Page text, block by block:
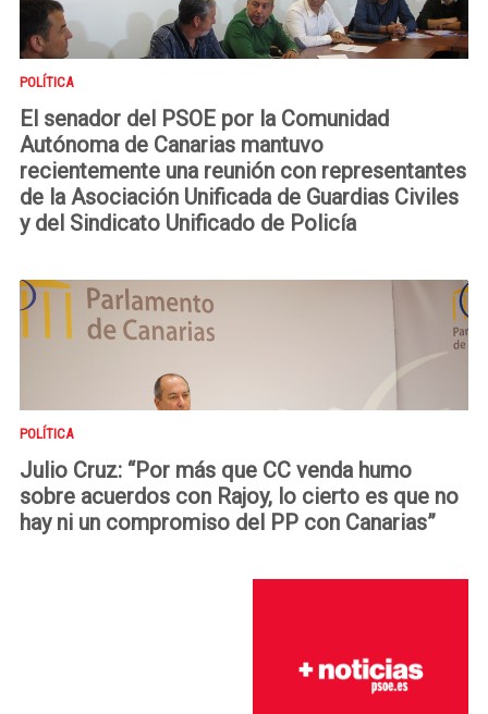
POLÍTICA
El senador del PSOE por la Comunidad
Autónoma de Canarias mantuvo
recientemente una reunión con representantes
de la Asociación Unificada de Guardias Civiles
y del Sindicato Unificado de Policía
POLÍTICA
Julio Cruz: “Por más que CC venda humo
sobre acuerdos con Rajoy, lo cierto es que no
hay ni un compromiso del PP con Canarias”